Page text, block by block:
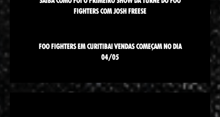
FIGHTERS COM JOSH FREESE
FOO FIGHTERS EM CURITIBA! VENDAS COMEÇAM NO DIA
04/05